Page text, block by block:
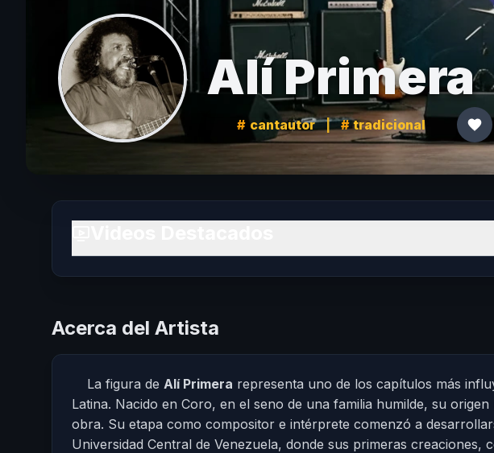
Alí Primera
cantautor | tradicional
Acerca del Artista
La figura deAlí Primera representa uno de los capítulos más
Latina. Nacido en Coro, en el seno de una familia humilde, su
obra. Su etapa como compositor e intérprete comenzó a
Universidad Central de Venezuela, donde sus primeras creaciones,